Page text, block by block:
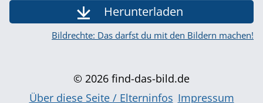
Herunterladen
Bildrechte: Das darfst du mit den Bildern machen!
© 2026 find-das-bild.de
Über diese Seite / Elterninfos Impressum